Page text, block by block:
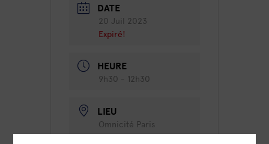
DATE
20 Juil 2023
Expiré!
HEURE
9h30 - 12h30
LIEU
Omnicité Paris
70 rue Amelot, 75011 Paris